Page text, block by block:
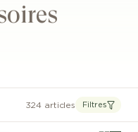
324 articles Filtres